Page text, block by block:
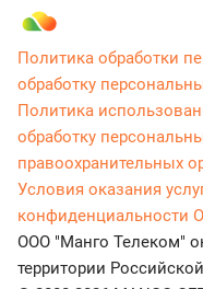
Политика обработки
обработку
Политика
обработку
правоохранительных
Условия оказания
конфиденциальности
ООО "Манго Телеком"
территории